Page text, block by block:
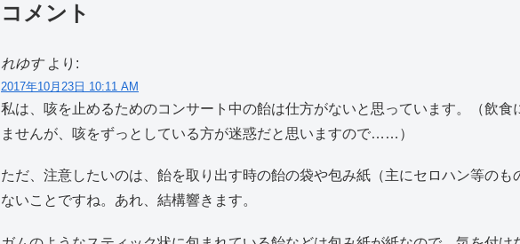
コメント
れゆす より:
2017年10月23日 10:11 AM
私は、咳を止めるためのコンサート中の飴は仕方がないと思っています。（飲食
ませんが、咳をずっとしている方が迷惑だと思いますので……）
ただ、注意したいのは、飴を取り出す時の飴の袋や包み紙（主にセロハン等のも
ないことですね。あれ、結構響きます。